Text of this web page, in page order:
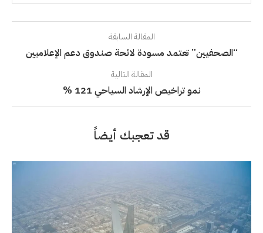
المقالة السابقة
“الصحفيين” تعتمد مسودة لائحة صندوق دعم الإعلاميين
المقالة التالية
نمو تراخيص الإرشاد السياحي 121 %
قد تعجبك أيضاً